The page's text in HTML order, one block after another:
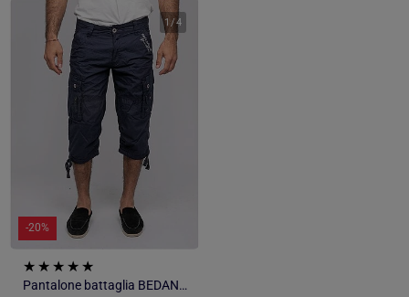
1 /4
-20%
Pantalone battaglia BEDANCER